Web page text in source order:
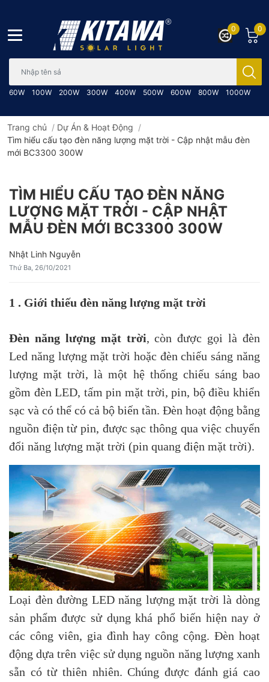
60W 100W 200W 300W 400W 500W 600W 800W 1000W
0
0
Trang chủ / Dự Án & Hoạt Động /
Tìm hiểu cấu tạo đèn năng lượng mặt trời - Cập nhật mẫu đèn
mới BC3300 300W
TÌM HIỂU CẤU TẠO ĐÈN NĂNG
LƯỢNG MẶT TRỜI - CẬP NHẬT
MẪU ĐÈN MỚI BC3300 300W
Nhật Linh Nguyễn
Thứ Ba, 26/10/2021
1 . Giới thiếu đèn năng lượng mặt trời
Đèn năng lượng mặt trời, còn được gọi là đèn
Led năng lượng mặt trời hoặc đèn chiếu sáng năng
lượng mặt trời, là một hệ thống chiếu sáng bao
gồm đèn LED, tấm pin mặt trời, pin, bộ điều khiển
sạc và có thể có cả bộ biến tần. Đèn hoạt động bằng
nguồn điện từ pin, được sạc thông qua việc chuyển
đổi năng lượng mặt trời (pin quang điện mặt trời).
Loại đèn đường LED năng lượng mặt trời là dòng
sản phẩm được sử dụng khá phổ biến hiện nay ở
các công viên, gia đình hay công cộng. Đèn hoạt
động dựa trên việc sử dụng nguồn năng lượng xanh
sẵn có từ thiên nhiên. Chúng được đánh giá cao